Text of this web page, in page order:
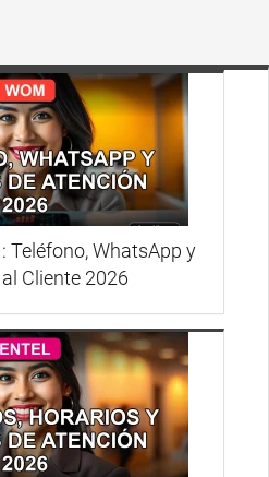
Teléfono, WhatsApp y
Cliente 2026